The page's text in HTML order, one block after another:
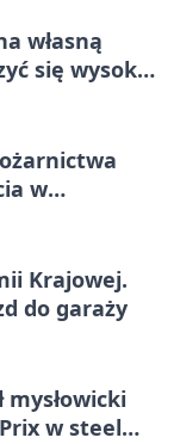
własną
się wysoką
w
Krajowej.
do garaży
mysłowicki
w steel